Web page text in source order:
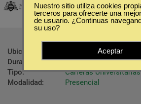
Ubicación:
Mieres - Asturias
Duración:
700 Horas
Tipo:
Carreras Universitarias
Modalidad:
Presencial
Nuestro sitio utiliza cookies
terceros para ofrecerte una
de usuario. ¿Continuas
su uso?
Aceptar